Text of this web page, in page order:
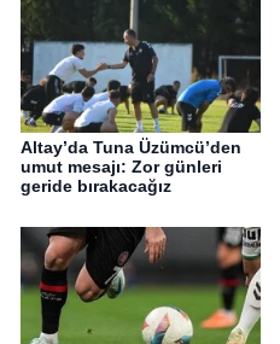
Altay’da Tuna Üzümcü’den
umut mesajı: Zor günleri
geride bırakacağız